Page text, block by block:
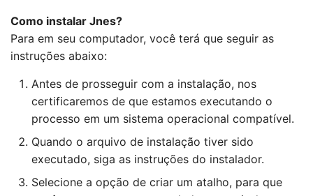
Como instalar Jnes?
Para em seu computador, você terá que seguir as
instruções abaixo:
Antes de prosseguir com a instalação, nos
certificaremos de que estamos executando o
processo em um sistema operacional compatível.
Quando o arquivo de instalação tiver sido
executado, siga as instruções do instalador.
Selecione a opção de criar um atalho, para que